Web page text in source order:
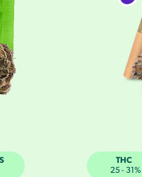
THC
25 - 31%